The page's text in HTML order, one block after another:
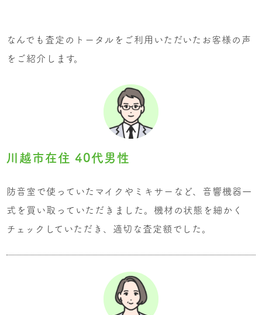
なんでも査定のトータルをご利用いただいたお客様の声
をご紹介します。
川越市在住 40代男性
防音室で使っていたマイクやミキサーなど、音響機器一
式を買い取っていただきました。機材の状態を細かく
チェックしていただき、適切な査定額でした。